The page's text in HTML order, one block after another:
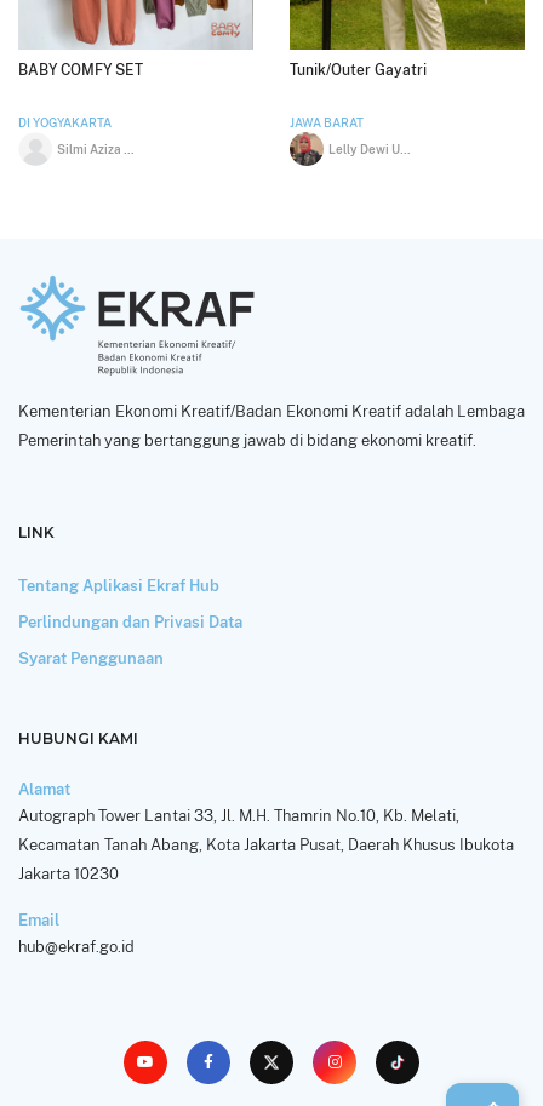
BABY COMFY SET
DI YOGYAKARTA
Tunik/Outer Gayatri
JAWA BARAT
Kementerian Ekonomi Kreatif/Badan Ekonomi Kreatif adalah Lembaga
Pemerintah yang bertanggung jawab di bidang ekonomi kreatif.
LINK
Tentang Aplikasi Ekraf Hub
Perlindungan dan Privasi Data
Syarat Penggunaan
HUBUNGI KAMI
Alamat
Autograph Tower Lantai 33, Jl. M.H. Thamrin No.10, Kb. Melati,
Kecamatan Tanah Abang, Kota Jakarta Pusat, Daerah Khusus Ibukota
Jakarta 10230
Email
hub@ekraf.go.id